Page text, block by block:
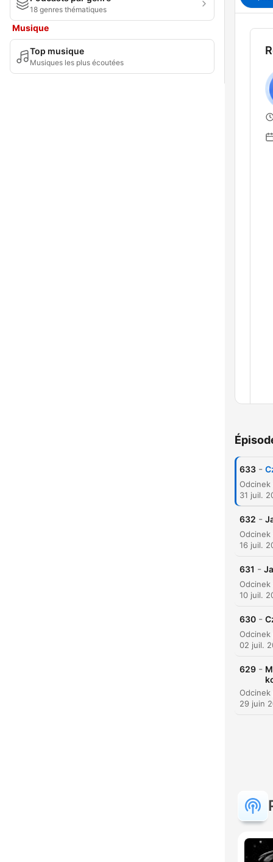
18 genres thématiques
Musique
Top musique
Musiques les plus écoutées
633 -
31 juil.
632 -
16 juil.
631 -
10 juil.
630 -
02 juil.
629 -
29 juin